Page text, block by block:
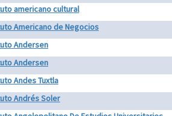
americano cultural
Americano de Negocios
Andersen
Andersen
Andes Tuxtla
Andrés Soler